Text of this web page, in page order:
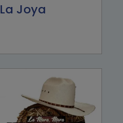
La Joya